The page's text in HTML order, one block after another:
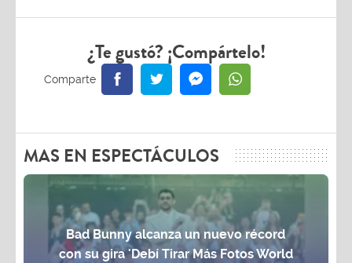
¿Te gustó? ¡Compártelo!
MAS EN ESPECTÁCULOS
Bad Bunny alcanza un nuevo récord
con su gira 'Debí Tirar Más Fotos World